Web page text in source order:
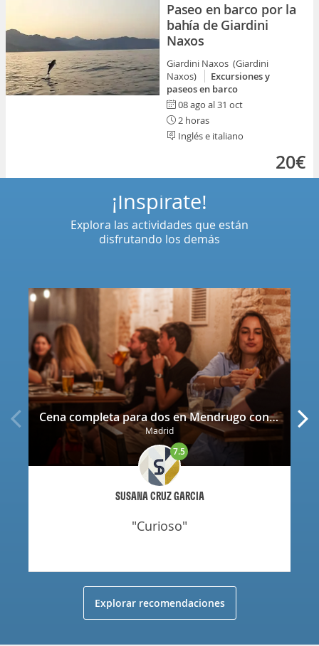
Paseo en barco por la
bahía de Giardini
Naxos
Giardini Naxos (Giardini
Naxos)
Excursiones y
paseos en barco
08 ago al 31 oct
2 horas
Inglés e italiano
20€
Cena completa para dos en Mendrugo con cerveza artesana incluida
Madrid
SUSANA CRUZ GARCIA
7.5
"curioso"
¡Inspírate!
Explora las actividades que están
disfrutando los demás
Explorar recomendaciones